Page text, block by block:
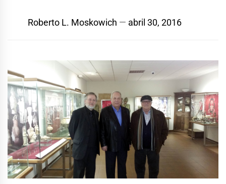
Roberto L. Moskowich abril 30, 2016